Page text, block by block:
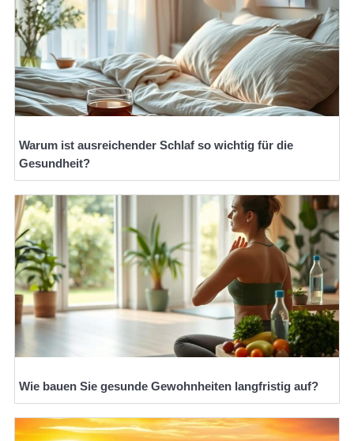
Warum ist ausreichender Schlaf so wichtig für die
Gesundheit?
Wie bauen Sie gesunde Gewohnheiten langfristig auf?